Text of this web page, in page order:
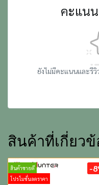
คะแน
ยังไม่มีคะแนนและรี
สินค้าที่เกี่ยวข้
สินค้าขายดี
โปรโมชั่นลดราคา
-